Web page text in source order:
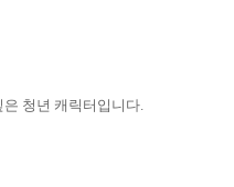
청년 캐릭터입니다.